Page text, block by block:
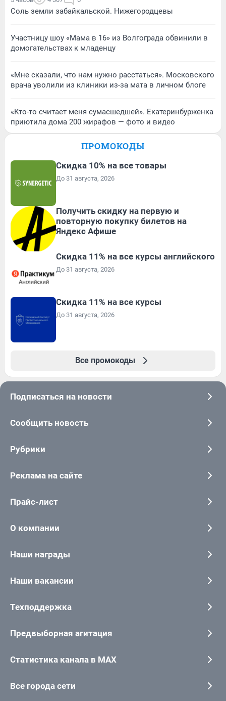
Соль земли забайкальской. Нижегородцевы
Участницу шоу «Мама в 16» из Волгограда обвинили в
домогательствах к младенцу
«Мне сказали, что нам нужно расстаться». Московского
врача уволили из клиники из-за мата в личном блоге
«Кто-то считает меня сумасшедшей». Екатеринбурженка
приютила дома 200 жирафов — фото и видео
ПРОМОКОДЫ
Скидка 10% на все товары
До 31 августа, 2026
Получить скидку на первую и
повторную покупку билетов на
Яндекс Афише
Скидка 11% на все курсы английского
До 31 августа, 2026
Скидка 11% на все курсы
До 31 августа, 2026
Все промокоды
Подписаться на новости
Сообщить новость
Рубрики
Реклама на сайте
Прайс-лист
О компании
Наши награды
Наши вакансии
Техподдержка
Предвыборная агитация
Статистика канала в MAX
Все города сети